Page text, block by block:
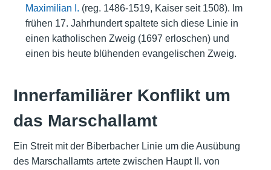
Maximilian I. (reg. 1486-1519, Kaiser seit 1508). Im
frühen 17. Jahrhundert spaltete sich diese Linie in
einen katholischen Zweig (1697 erloschen) und
einen bis heute blühenden evangelischen Zweig.
Innerfamiliärer Konflikt um
das Marschallamt
Ein Streit mit der Biberbacher Linie um die Ausübung
des Marschallamts artete zwischen Haupt II. von